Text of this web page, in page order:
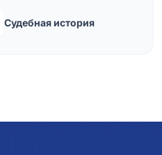
Судебная история